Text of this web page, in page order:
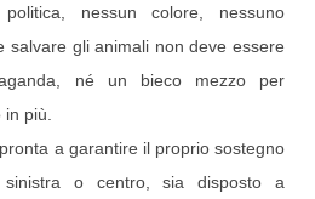
politica, nessun colore, nessuno
salvare gli animali non deve essere
né un bieco mezzo per
più.
a garantire il proprio sostegno
o centro, sia disposto a